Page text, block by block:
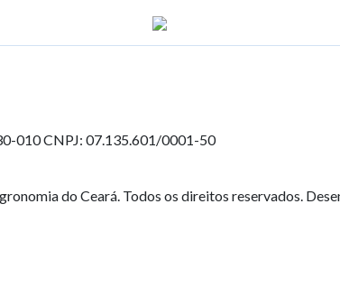
010CNPJ: 07.135.601/0001-50
do Ceará. Todos os direitos reservados.